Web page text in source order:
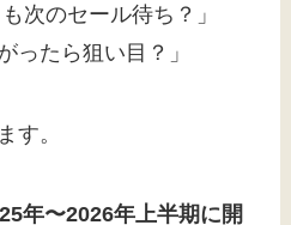
次のセール待ち？」
ったら狙い目？」
す。
年〜2026年上半期に開